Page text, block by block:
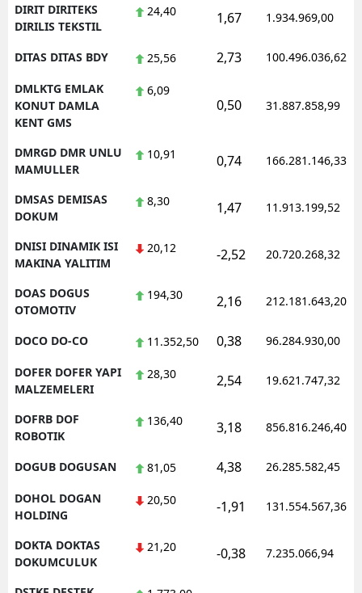
DIRIT DIRITEKS
DIRILIS TEKSTIL
24,40 1,67 1.934.969,00
DITAS DITAS BDY 25,56 2,73 100.496.036,62
DMLKTG EMLAK
KONUT DAMLA
KENT GMS
6,09
0,50 31.887.858,99
DMRGD DMR UNLU
MAMULLER
10,91 0,74 166.281.146,33
DMSAS DEMISAS
DOKUM
8,30 1,47 11.913.199,52
DNISI DINAMIK ISI
MAKINA YALITIM
20,12 -2,52 20.720.268,32
DOAS DOGUS
OTOMOTIV
194,30 2,16 212.181.643,20
DOCO DO-CO 11.352,50 0,38 96.284.930,00
DOFER DOFER YAPI
MALZEMELERI
28,30 2,54 19.621.747,32
DOFRB DOF
ROBOTIK
136,40 3,18 856.816.246,40
DOGUB DOGUSAN 81,05 4,38 26.285.582,45
DOHOL DOGAN
HOLDING
20,50 -1,91 131.554.567,36
DOKTA DOKTAS
DOKUMCULUK
21,20 -0,38 7.235.066,94